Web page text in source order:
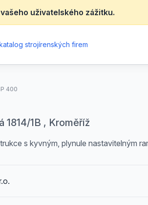
uživatelského zážitku.
strojírenských firem
400
1814/1B , Kroměříž
s kyvným, plynule nastavitelným